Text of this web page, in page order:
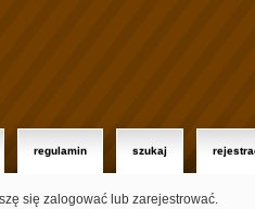
regulamin szukaj
się zalogować lub zarejestrować.